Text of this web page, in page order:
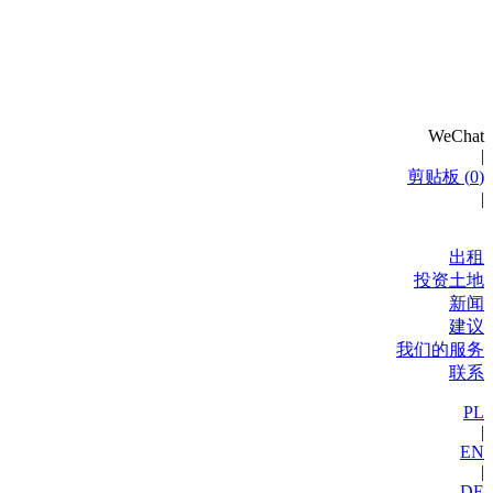
WeChat
|
剪贴板 (0)
|
出租
投资土地
新闻
建议
我们的服务
联系
PL
|
EN
|